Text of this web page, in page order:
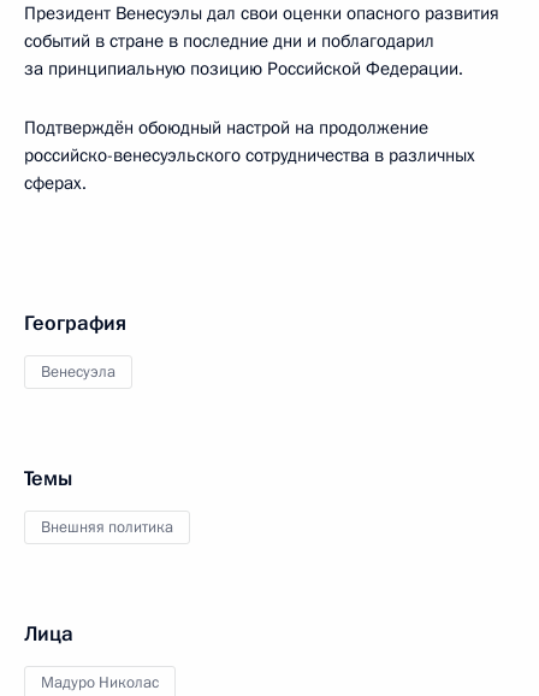
Президент Венесуэлы дал свои оценки опасного развития
событий в стране в последние дни и поблагодарил
за принципиальную позицию Российской Федерации.
Подтверждён обоюдный настрой на продолжение
российско-венесуэльского сотрудничества в различных
сферах.
География
Венесуэла
Темы
Внешняя политика
Лица
Мадуро Николас